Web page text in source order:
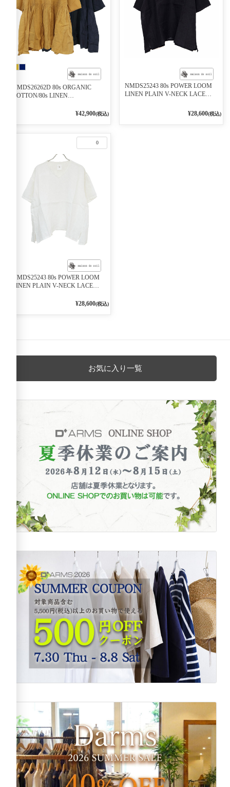
NMDS26262D 80s ORGANIC
COTTON/80s LINEN
NECK S/SLEEVE SHIRT WITH
¥42,900(税込)
NMDS25243 80s POWER LOOM
LINEN PLAIN V-NECK LACE
¥28,600(税込)
0
NMDS25243 80s POWER LOOM
LINEN PLAIN V-NECK LACE
¥28,600(税込)
お気に入り一覧